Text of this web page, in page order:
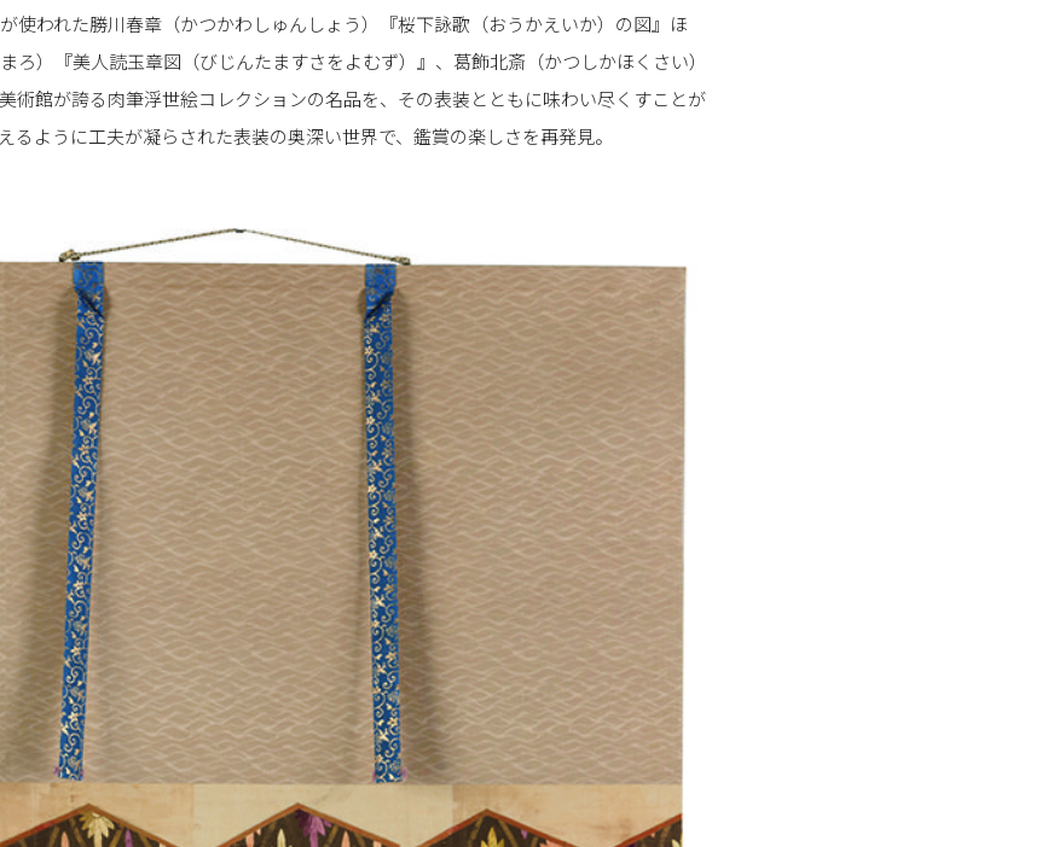
使われた勝川春章（かつかわしゅんしょう）『桜下詠歌（おうかえいか）の図』ほ
ろ）『美人読玉章図（びじんたますさをよむず）』、葛飾北斎（かつしかほくさい）
術館が誇る肉筆浮世絵コレクションの名品を、その表装とともに味わい尽くすことが
るように工夫が凝らされた表装の奥深い世界で、鑑賞の楽しさを再発見。